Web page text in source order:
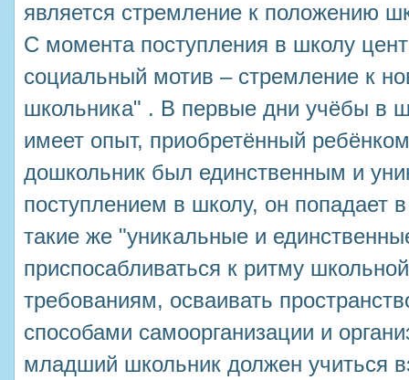
является стремление к положению
С момента поступления в школу
социальный мотив – стремление к
школьника" . В первые дни учёбы в
имеет опыт, приобретённый
дошкольник был единственным и
поступлением в школу, он попадает в
такие же "уникальные и
приспосабливаться к ритму
требованиям, осваивать
способами самоорганизации и
младший школьник должен учиться